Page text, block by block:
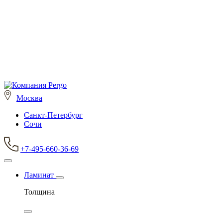
Москва
Санкт-Петербург
Сочи
+7-495-660-36-69
Ламинат
Толщина